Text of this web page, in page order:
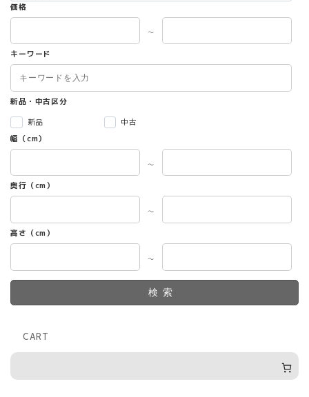
価格
～
キーワード
新品・中古区分
新品
中古
幅（cm）
～
奥行（cm）
～
高さ（cm）
～
検索
CART